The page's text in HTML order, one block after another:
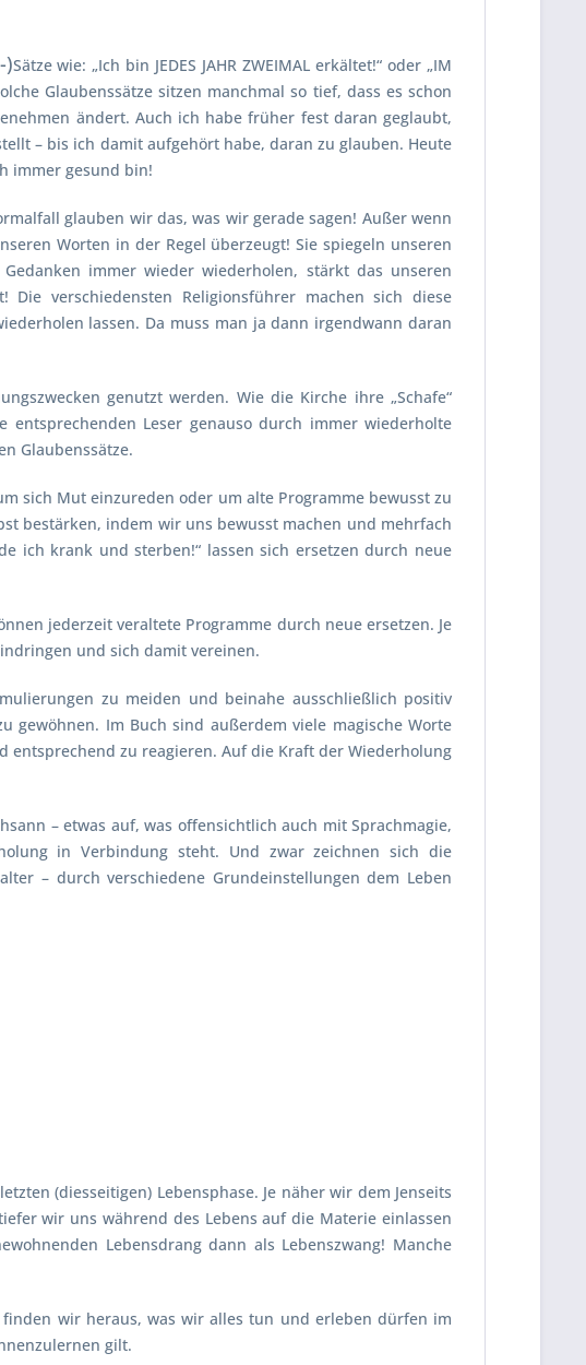
)Sätze wie: „Ich bin JEDES JAHR ZWEIMAL erkältet!“ oder „IM
Glaubenssätze sitzen manchmal so tief, dass es schon
ändert. Auch ich habe früher fest daran geglaubt,
– bis ich damit aufgehört habe, daran zu glauben. Heute
immer gesund bin!
glauben wir das, was wir gerade sagen! Außer wenn
Worten in der Regel überzeugt! Sie spiegeln unseren
immer wieder wiederholen, stärkt das unseren
verschiedensten Religionsführer machen sich diese
lassen. Da muss man ja dann irgendwann daran
genutzt werden. Wie die Kirche ihre „Schafe“
Leser genauso durch immer wiederholte
Glaubenssätze.
sich Mut einzureden oder um alte Programme bewusst zu
bestärken, indem wir uns bewusst machen und mehrfach
ich krank und sterben!“ lassen sich ersetzen durch neue
jederzeit veraltete Programme durch neue ersetzen. Je
und sich damit vereinen.
zu meiden und beinahe ausschließlich positiv
gewöhnen. Im Buch sind außerdem viele magische Worte
entsprechend zu reagieren. Auf die Kraft der Wiederholung
– etwas auf, was offensichtlich auch mit Sprachmagie,
in Verbindung steht. Und zwar zeichnen sich die
– durch verschiedene Grundeinstellungen dem Leben
(diesseitigen) Lebensphase. Je näher wir dem Jenseits
wir uns während des Lebens auf die Materie einlassen
Lebensdrang dann als Lebenszwang! Manche
wir heraus, was wir alles tun und erleben dürfen im
gilt.